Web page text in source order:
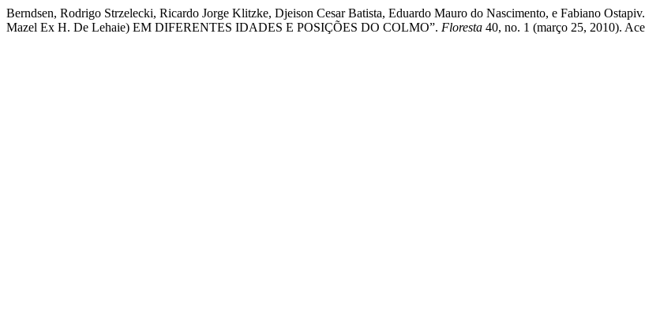
Berndsen, Rodrigo Strzelecki, Ricardo Jorge Klitzke, Djeison Cesar Batista, Eduardo Mauro do Nascimento, e Fabiano
Mazel Ex H. De Lehaie) EM DIFERENTES IDADES E POSIÇÕES DO COLMO”. Floresta 40, no. 1 (março 25, 2010).